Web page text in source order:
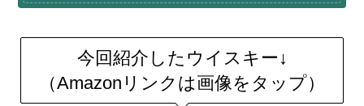
今回紹介したウイスキー↓
（Amazonリンクは画像をタップ）